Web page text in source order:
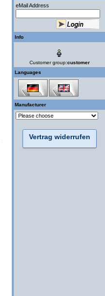
eMail Address
Info
Customer group:customer
Languages
Manufacturer
Vertrag widerrufen